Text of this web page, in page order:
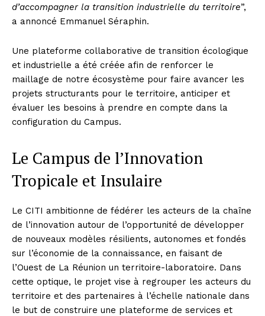
d’accompagner la transition industrielle du territoire”,
a annoncé Emmanuel Séraphin.
Une plateforme collaborative de transition écologique
et industrielle a été créée afin de renforcer le
maillage de notre écosystème pour faire avancer les
projets structurants pour le territoire, anticiper et
évaluer les besoins à prendre en compte dans la
configuration du Campus.
Le Campus de l’Innovation
Tropicale et Insulaire
Le CITI ambitionne de fédérer les acteurs de la chaîne
de l’innovation autour de l’opportunité de développer
de nouveaux modèles résilients, autonomes et fondés
sur l’économie de la connaissance, en faisant de
l’Ouest de La Réunion un territoire-laboratoire. Dans
cette optique, le projet vise à regrouper les acteurs du
territoire et des partenaires à l’échelle nationale dans
le but de construire une plateforme de services et